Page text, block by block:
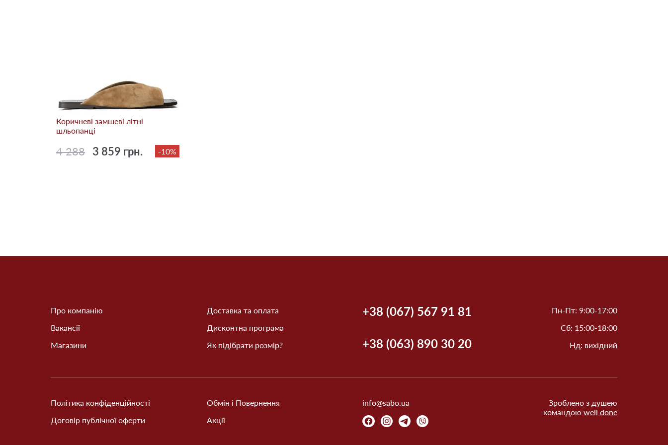
Коричневі замшеві літні
шльопанці
4 288 3 859 грн. -10%
Про компанію
Вакансії
Магазини
Доставка та оплата
Дисконтна програма
Як підібрати розмір?
Політика конфіденційності
Договір публічної оферти
Обмін і Повернення
Акції
+38 (067) 567 91 81
+38 (063) 890 30 20
Пн-Пт: 9:00-17:00
Сб: 15:00-18:00
Нд: вихідний
info@sabo.ua
Зроблено з душею
командою well done